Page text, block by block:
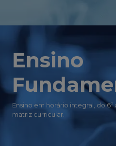
Ensino
Ensino em horário integral, do
matriz curricular.